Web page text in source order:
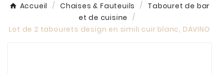
Accueil Chaises & Fauteuils
Tabouret de bar
et de cuisine
Lot de 2 tabourets design en simili cuir blanc, DAVINO